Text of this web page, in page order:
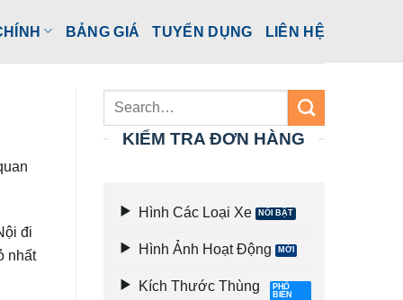
BẢNG GIÁ TUYỂN DỤNG LIÊN HỆ
đi
nhất
KIỂM TRA ĐƠN HÀNG
Hình Các Loại Xe
Hình Ảnh Hoạt Động
Kích Thước Thùng